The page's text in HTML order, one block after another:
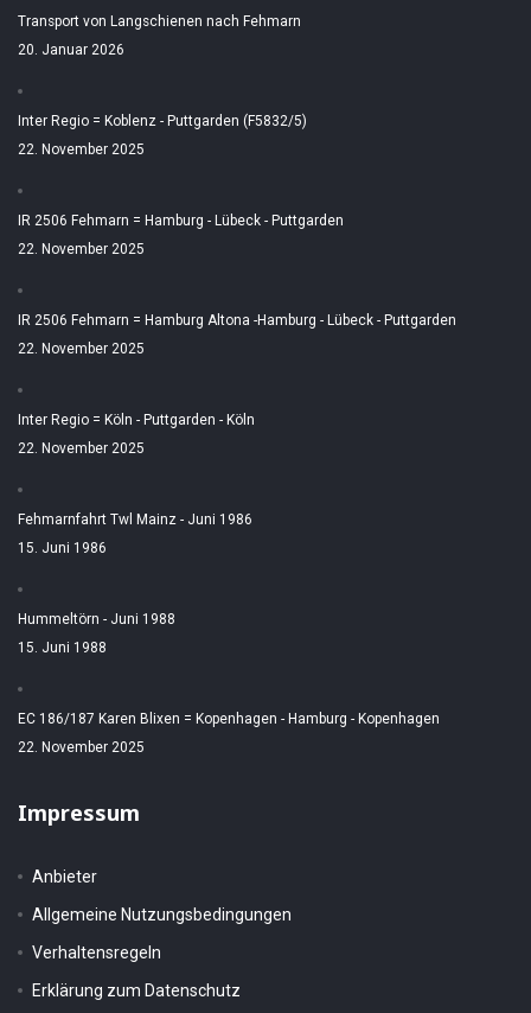
Transport von Langschienen nach Fehmarn
20. Januar 2026
Inter Regio = Koblenz - Puttgarden (F5832/5)
22. November 2025
IR 2506 Fehmarn = Hamburg - Lübeck - Puttgarden
22. November 2025
IR 2506 Fehmarn = Hamburg Altona -Hamburg - Lübeck - Puttgarden
22. November 2025
Inter Regio = Köln - Puttgarden - Köln
22. November 2025
Fehmarnfahrt Twl Mainz - Juni 1986
15. Juni 1986
Hummeltörn - Juni 1988
15. Juni 1988
EC 186/187 Karen Blixen = Kopenhagen - Hamburg - Kopenhagen
22. November 2025
Impressum
Anbieter
Allgemeine Nutzungsbedingungen
Verhaltensregeln
Erklärung zum Datenschutz